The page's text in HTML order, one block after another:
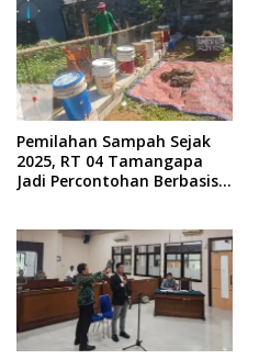
Pemilahan Sampah Sejak
2025, RT 04 Tamangapa
Jadi Percontohan Berbasis